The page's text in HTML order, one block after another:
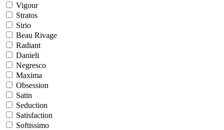
Vigour
Stratos
Sirio
Beau Rivage
Radiant
Danieli
Negresco
Maxima
Obsession
Satin
Seduction
Satisfaction
Softissimo